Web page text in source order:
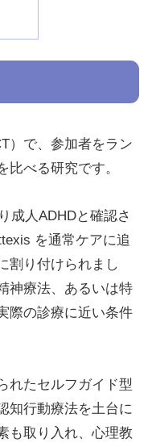
）で、参加者をラン
比べる研究です。
成人ADHDと確認さ
を通常ケアに追
割り付けられまし
神療法、あるいは特
際の診療に近い条件
れたセルフガイド型
知行動療法を土台に
も取り入れ、心理教